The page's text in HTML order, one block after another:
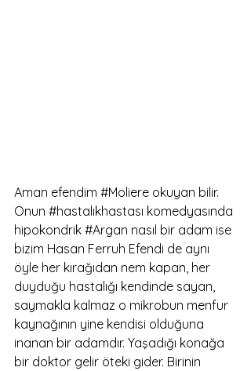
Aman efendim #Moliere okuyan bilir.
Onun #hastalıkhastası komedyasında
hipokondrik #Argan nasıl bir adam ise
bizim Hasan Ferruh Efendi de aynı
öyle her kırağıdan nem kapan, her
duyduğu hastalığı kendinde sayan,
saymakla kalmaz o mikrobun menfur
kaynağının yine kendisi olduğuna
inanan bir adamdır. Yaşadığı konağa
bir doktor gelir öteki gider. Birinin